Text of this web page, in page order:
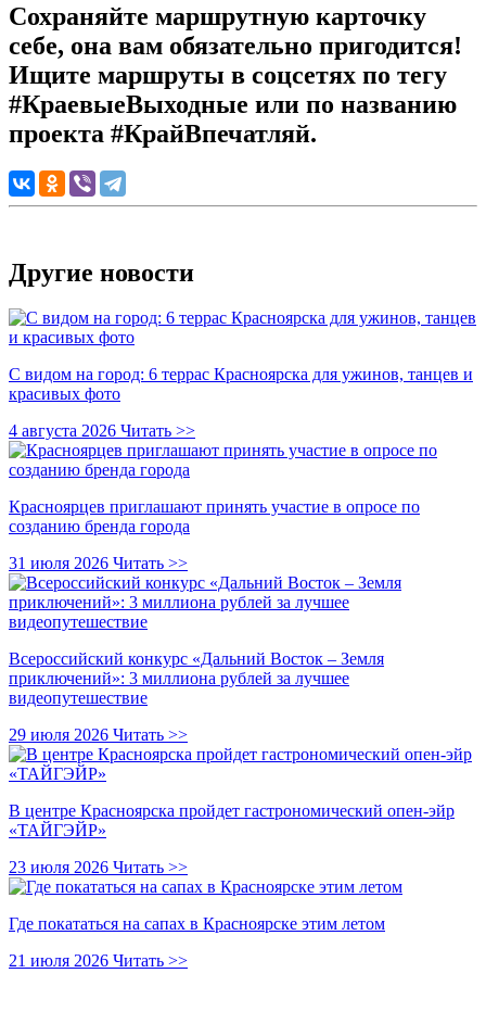
Сохраняйте маршрутную карточку
себе, она вам обязательно пригодится!
Ищите маршруты в соцсетях по тегу
#КраевыеВыходные или по названию
проекта #КрайВпечатляй.
Другие новости
С видом на город: 6 террас Красноярска для ужинов, танцев и
красивых фото
4 августа 2026 Читать >>
Красноярцев приглашают принять участие в опросе по
созданию бренда города
31 июля 2026 Читать >>
Всероссийский конкурс «Дальний Восток – Земля
приключений»: 3 миллиона рублей за лучшее
видеопутешествие
29 июля 2026 Читать >>
В центре Красноярска пройдет гастрономический опен-эйр
«ТАЙГЭЙР»
23 июля 2026 Читать >>
Где покататься на сапах в Красноярске этим летом
21 июля 2026 Читать >>